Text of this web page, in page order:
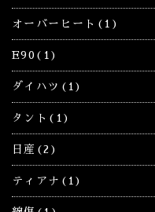
オーバーヒート(1)
E90(1)
ダイハツ(1)
タント(1)
日産(2)
ティアナ(1)